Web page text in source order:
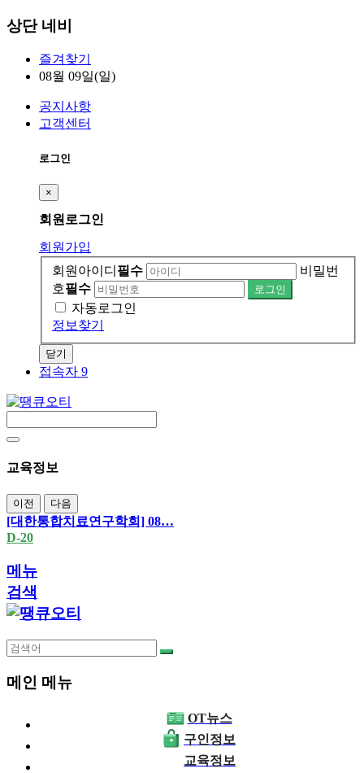
상단 네비
즐겨찾기
08월 09일(일)
공지사항
고객센터
로그인
×
회원 로그인
회원가입
회원아이디 필수
비밀번
호필수
자동로그인
정보찾기
닫기
접속자 9
교육정보
이전 다음
[대한통합치료연구학회] 08…
D-20
메뉴
검색
메인 메뉴
OT뉴스
구인정보
교육정보